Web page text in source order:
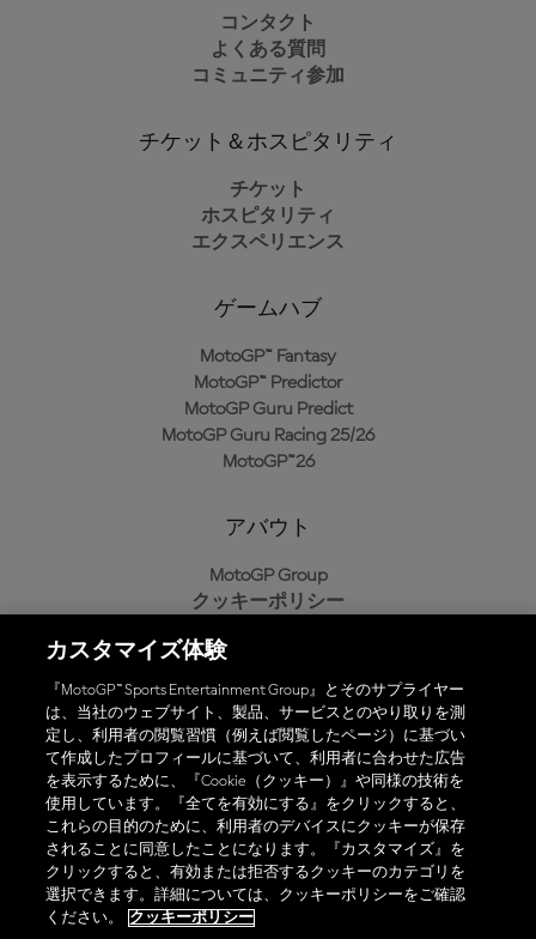
コンタクト
よくある質問
コミュニティ参加
チケット＆ホスピタリティ
チケット
ホスピタリティ
エクスペリエンス
ゲームハブ
MotoGP™ Fantasy
MotoGP™ Predictor
MotoGP Guru Predict
MotoGP Guru Racing 25/26
MotoGP™26
アバウト
MotoGP Group
クッキーポリシー
プライバシーポリシー
購入ポリシー
オフィシャルアプリ
© 2026 MotoGP Sports Entertainment Group. 全著作権所有。全ての
商標はそれぞれの所有者に帰属。
カスタマイズ体験
『MotoGP™ Sports Entertainment Group』とそのサプライヤー
は、当社のウェブサイト、製品、サービスとのやり取りを測
定し、利用者の閲覧習慣（例えば閲覧したページ）に基づい
て作成したプロフィールに基づいて、利用者に合わせた広告
を表示するために、『Cookie（クッキー）』や同様の技術を
使用しています。『全てを有効にする』をクリックすると、
これらの目的のために、利用者のデバイスにクッキーが保存
されることに同意したことになります。『カスタマイズ』を
クリックすると、有効または拒否するクッキーのカテゴリを
選択できます。詳細については、クッキーポリシーをご確認
ください。
クッキーポリシー